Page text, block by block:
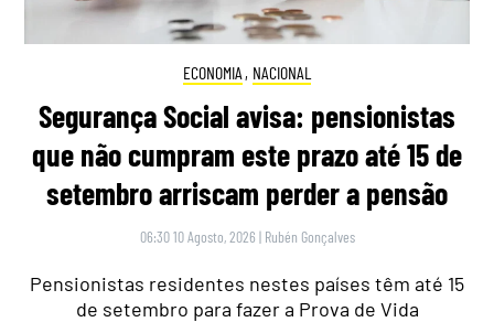
ECONOMIA , NACIONAL
Segurança Social avisa: pensionistas
que não cumpram este prazo até 15 de
setembro arriscam perder a pensão
06:30 10 Agosto, 2026 | Rubén Gonçalves
Pensionistas residentes nestes países têm até 15
de setembro para fazer a Prova de Vida